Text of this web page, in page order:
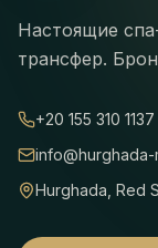
Настоящие
трансфер.
+20 155 310 1137
info@hurghada-
Hurghada, Red